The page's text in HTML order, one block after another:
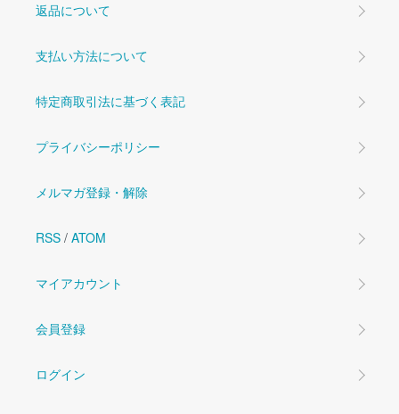
返品について
支払い方法について
特定商取引法に基づく表記
プライバシーポリシー
メルマガ登録・解除
RSS / ATOM
マイアカウント
会員登録
ログイン